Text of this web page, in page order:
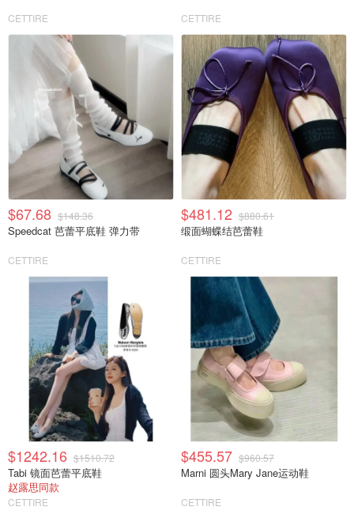
CETTIRE CETTIRE
$67.68 $148.36
Speedcat 芭蕾平底鞋 弹力带
CETTIRE
$481.12 $880.61
缎面蝴蝶结芭蕾鞋
CETTIRE
$1242.16 $1510.72
Tabi 镜面芭蕾平底鞋
赵露思同款
CETTIRE
$455.57 $960.57
Marni 圆头Mary Jane运动鞋
CETTIRE